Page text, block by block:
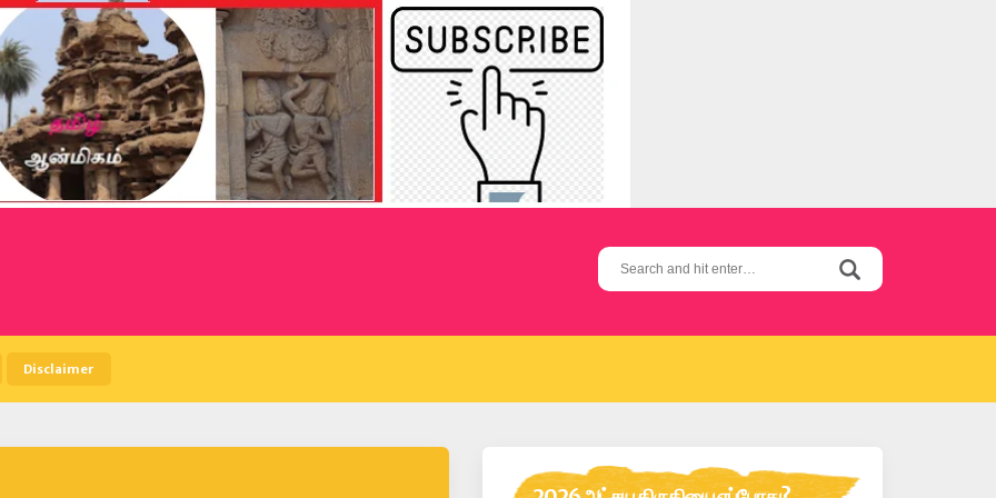
Search
for:
Disclaimer